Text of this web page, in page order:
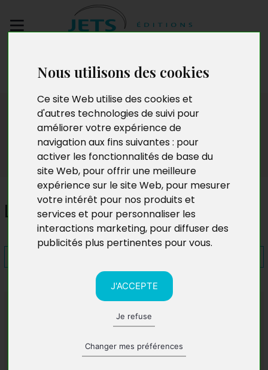
Nous utilisons des cookies
Ce site Web utilise des cookies et
d'autres technologies de suivi pour
améliorer votre expérience de
navigation aux fins suivantes : pour
activer les fonctionnalités de base du
site Web, pour offrir une meilleure
expérience sur le site Web, pour mesurer
votre intérêt pour nos produits et
services et pour personnaliser les
interactions marketing, pour diffuser des
publicités plus pertinentes pour vous.
J'ACCEPTE
Je refuse
Changer mes préférences
manuscrit
Presse
L'Envol
A lire également